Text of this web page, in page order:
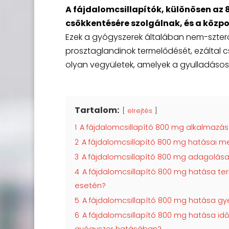
A fájdalomcsillapítók, különösen az
csökkentésére szolgálnak, és a
Ezek a gyógyszerek általában nem-
prosztaglandinok termelődését, ezáltal
olyan vegyületek, amelyek a
Tartalom: elrejtés
1 A fájdalomcsillapító 800 mg
2 A fájdalomcsillapító 800 mg hatásai
3 A fájdalomcsillapító 800 mg
4 A fájdalomcsillapító 800 mg hatása
esetén?
5 A fájdalomcsillapító 800 mg hatása
6 A fájdalomcsillapító 800 mg hatása